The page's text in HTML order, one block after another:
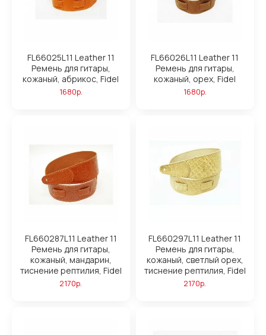
FL66025L11 Leather 11
Ремень для гитары,
кожаный, абрикос, Fidel
1680р.
FL66026L11 Leather 11
Ремень для гитары,
кожаный, орех, Fidel
1680р.
FL660287L11 Leather 11
Ремень для гитары,
кожаный, мандарин,
тиснение рептилия, Fidel
2170р.
FL660297L11 Leather 11
Ремень для гитары,
кожаный, светлый орех,
тиснение рептилия, Fidel
2170р.